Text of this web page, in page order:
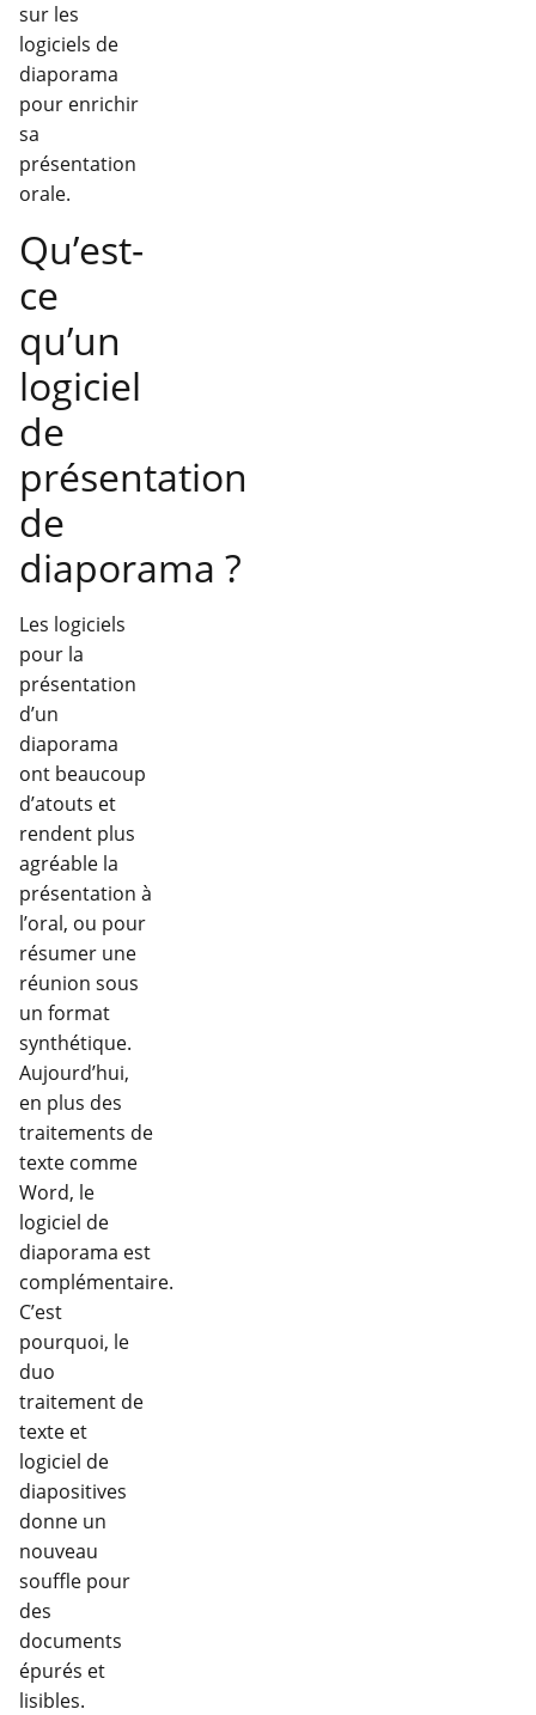
sur les
logiciels de
diaporama
pour enrichir
sa
présentation
orale.
Qu’est-
ce
qu’un
logiciel
de
présentation
de
diaporama ?
Les logiciels
pour la
présentation
d’un
diaporama
ont beaucoup
d’atouts et
rendent plus
agréable la
présentation à
l’oral, ou pour
résumer une
réunion sous
un format
synthétique.
Aujourd’hui,
en plus des
traitements de
texte comme
Word, le
logiciel de
diaporama est
complémentaire.
C’est
pourquoi, le
duo
traitement de
texte et
logiciel de
diapositives
donne un
nouveau
souffle pour
des
documents
épurés et
lisibles.